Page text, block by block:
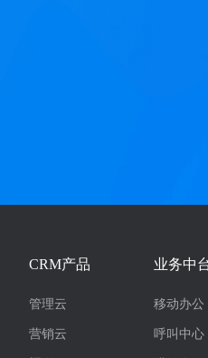
CRM产品
管理云
营销云
业务中
移动办公
呼叫中心